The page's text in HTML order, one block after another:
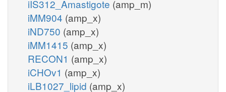
iIS312_Amastigote (amp_m)
iMM904 (amp_x)
iND750 (amp_x)
iMM1415 (amp_x)
RECON1 (amp_x)
iCHOv1 (amp_x)
iLB1027_lipid (amp_x)